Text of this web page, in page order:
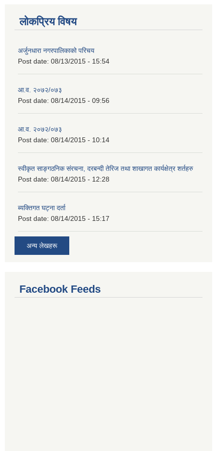
लोकप्रिय विषय
अर्जुनधारा नगरपालिकाको परिचय
Post date: 08/13/2015 - 15:54
आ.व. २०७२/०७३
Post date: 08/14/2015 - 09:56
आ.व. २०७२/०७३
Post date: 08/14/2015 - 10:14
स्वीकृत साङ्गठनिक संरचना, दरबन्दी तेरिज तथा शाखागत कार्यक्षेत्र शर्तहरु
Post date: 08/14/2015 - 12:28
ब्यक्तिगत घट्ना दर्ता
Post date: 08/14/2015 - 15:17
अन्य लेखहरू
Facebook Feeds